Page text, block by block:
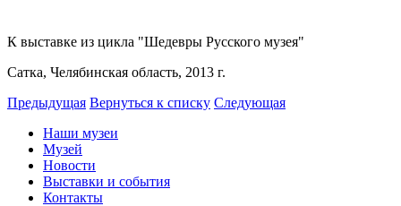
К выставке из цикла "Шедевры Русского музея"
Сатка, Челябинская область, 2013 г.
Предыдущая Вернуться к списку Следующая
Наши музеи
Музей
Новости
Выставки и события
Контакты